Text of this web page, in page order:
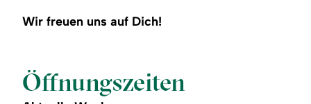
Wir freuen uns auf Dich!
Öffnungszeiten